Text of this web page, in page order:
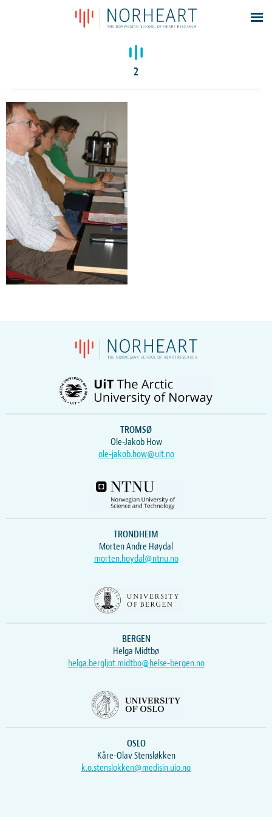
Latest news
Events
Members
Log In
2
TROMSØ
Ole-Jakob How
ole-jakob.how@uit.no
TRONDHEIM
Morten Andre Høydal
morten.hoydal@ntnu.no
BERGEN
Helga Midtbø
helga.bergljot.midtbo@helse-bergen.no
OSLO
Kåre-Olav Stensløkken
k.o.stenslokken@medisin.uio.no